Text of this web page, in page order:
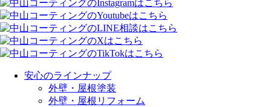
安心のラインナップ
外壁・屋根塗装
外壁・屋根リフォーム